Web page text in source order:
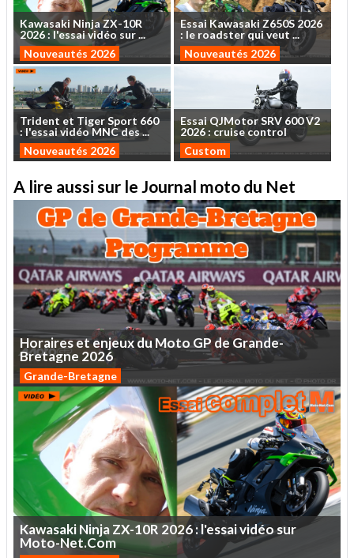
Kawasaki NinjaZX-10R
2026: l'essaividéo sur...
Nouveautés 2026
Essai Kawasaki Z650S 2026
: le roadsterquiveut ...
Nouveautés 2026
Trident et TigerSport 660
: l'essaividéo MNCdes...
Nouveautés 2026
EssaiQJMotorSRV 600V2
2026 : cruise control
Custom
A lire aussi sur le Journal moto du Net
HorairesetenjeuxduMotoGPdeGrande-
Bretagne 2026
Grande-Bretagne
KawasakiNinjaZX-10R2026:l'essaividéosur
Moto-Net.Com